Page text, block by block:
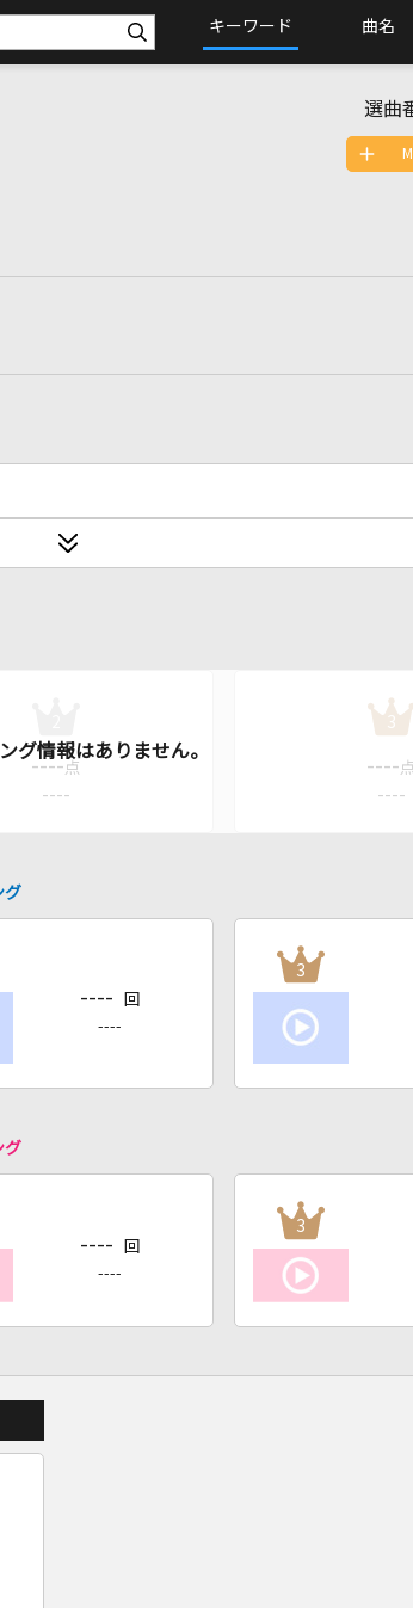
キーワード 曲名
選曲
---- 点
----
3
---- 点
----
グ
---- 回
----
3
グ
---- 回
----
3